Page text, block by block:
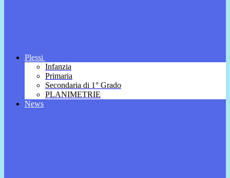
Plessi
Infanzia
Primaria
Secondaria di 1° Grado
PLANIMETRIE
News